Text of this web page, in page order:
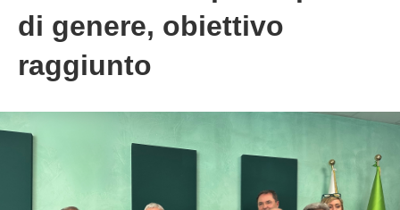
di genere, obiettivo
raggiunto